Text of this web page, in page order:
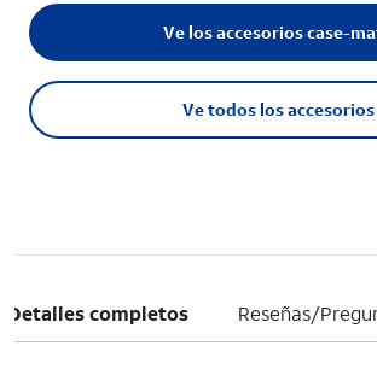
Ve todos los accesorios
Ve los accesorios case-
Detalles completos Reseñas/